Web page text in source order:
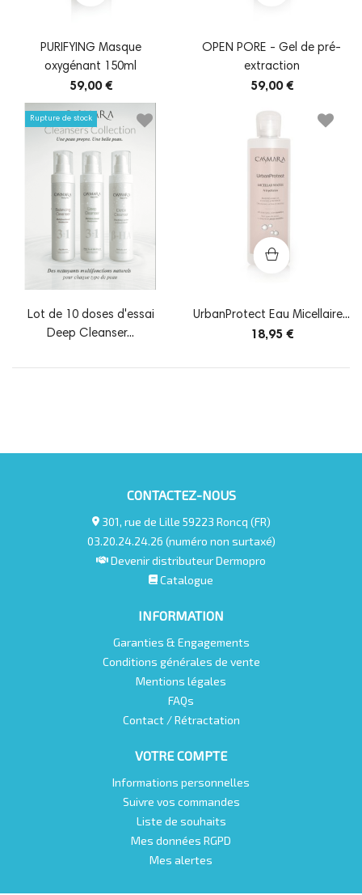
PURIFYING Masque
oxygénant 150ml
59,00 €
OPEN PORE - Gel de pré-
extraction
59,00 €
Rupture de stock
Lot de 10 doses d'essai
Deep Cleanser...
UrbanProtect Eau Micellaire...
18,95 €
CONTACTEZ-NOUS
301, rue de Lille 59223 Roncq (FR)
03.20.24.24.26 (numéro non surtaxé)
Devenir distributeur Dermopro
Catalogue
INFORMATION
Garanties & Engagements
Conditions générales de vente
Mentions légales
FAQs
Contact / Rétractation
VOTRE COMPTE
Informations personnelles
Suivre vos commandes
Liste de souhaits
Mes données RGPD
Mes alertes